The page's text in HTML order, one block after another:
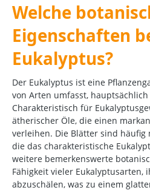
Welche
Eigenschaften
Eukalyptus?
Der Eukalyptus ist eine
von Arten umfasst,
Charakteristisch für
ätherischer Öle, die einen
verleihen. Die Blätter sind
die das charakteristische
weitere bemerkenswerte
Fähigkeit vieler Eukalyptusarten,
abzuschälen, was zu einem